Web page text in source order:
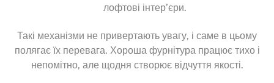
лофтові інтер’єри.
Такі механізми не привертають увагу, і саме в цьому
полягає їх перевага. Хороша фурнітура працює тихо і
непомітно, але щодня створює відчуття якості.